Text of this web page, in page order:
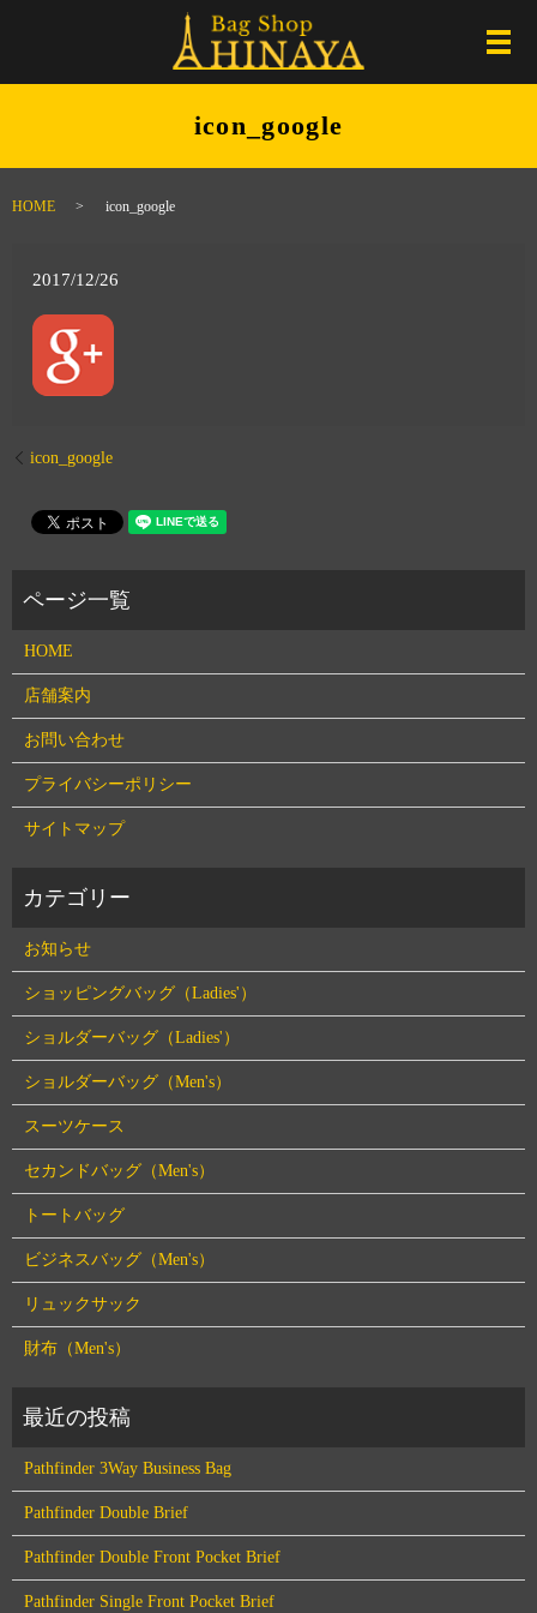
メ
icon_google
HOME icon_google
2017/12/26
icon_google
HOME
店舗案内
お問い合わせ
プライバシーポリシー
サイトマップ
お知らせ
ショッピングバッグ（Ladies'）
ショルダーバッグ（Ladies'）
ショルダーバッグ（Men's）
スーツケース
セカンドバッグ（Men's）
トートバッグ
ビジネスバッグ（Men's）
リュックサック
財布（Men's）
Pathfinder 3Way Business Bag
Pathfinder Double Brief
Pathfinder Double Front Pocket Brief
Pathfinder Single Front Pocket Brief